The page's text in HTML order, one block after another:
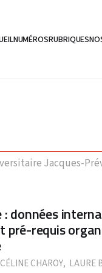
NUMÉROSRUBRIQUES
Jacques-
données
pré-requis
CÉLINE CHAROY, LAURE